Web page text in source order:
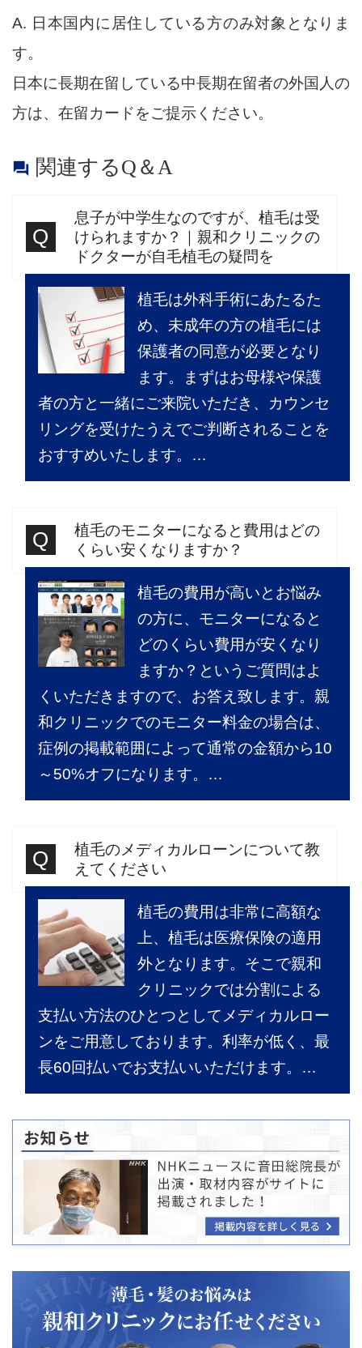
A. 日本国内に居住している方のみ対象となりま
す。
日本に長期在留している中長期在留者の外国人の
方は、在留カードをご提示ください。
 関連するQ＆A
息子が中学生なのですが、植毛は受
けられますか？｜親和クリニックの
ドクターが自毛植毛の疑問を
植毛は外科手術にあたるた
め、未成年の方の植毛には
保護者の同意が必要となり
ます。まずはお母様や保護
者の方と一緒にご来院いただき、カウンセ
リングを受けたうえでご判断されることを
おすすめいたします。…
植毛のモニターになると費用はどの
くらい安くなりますか？
植毛の費用が高いとお悩み
の方に、モニターになると
どのくらい費用が安くなり
ますか？というご質問はよ
くいただきますので、お答え致します。親
和クリニックでのモニター料金の場合は、
症例の掲載範囲によって通常の金額から10
～50%オフになります。…
植毛のメディカルローンについて教
えてください
植毛の費用は非常に高額な
上、植毛は医療保険の適用
外となります。そこで親和
クリニックでは分割による
支払い方法のひとつとしてメディカルロー
ンをご用意しております。利率が低く、最
長60回払いでお支払いいただけます。…